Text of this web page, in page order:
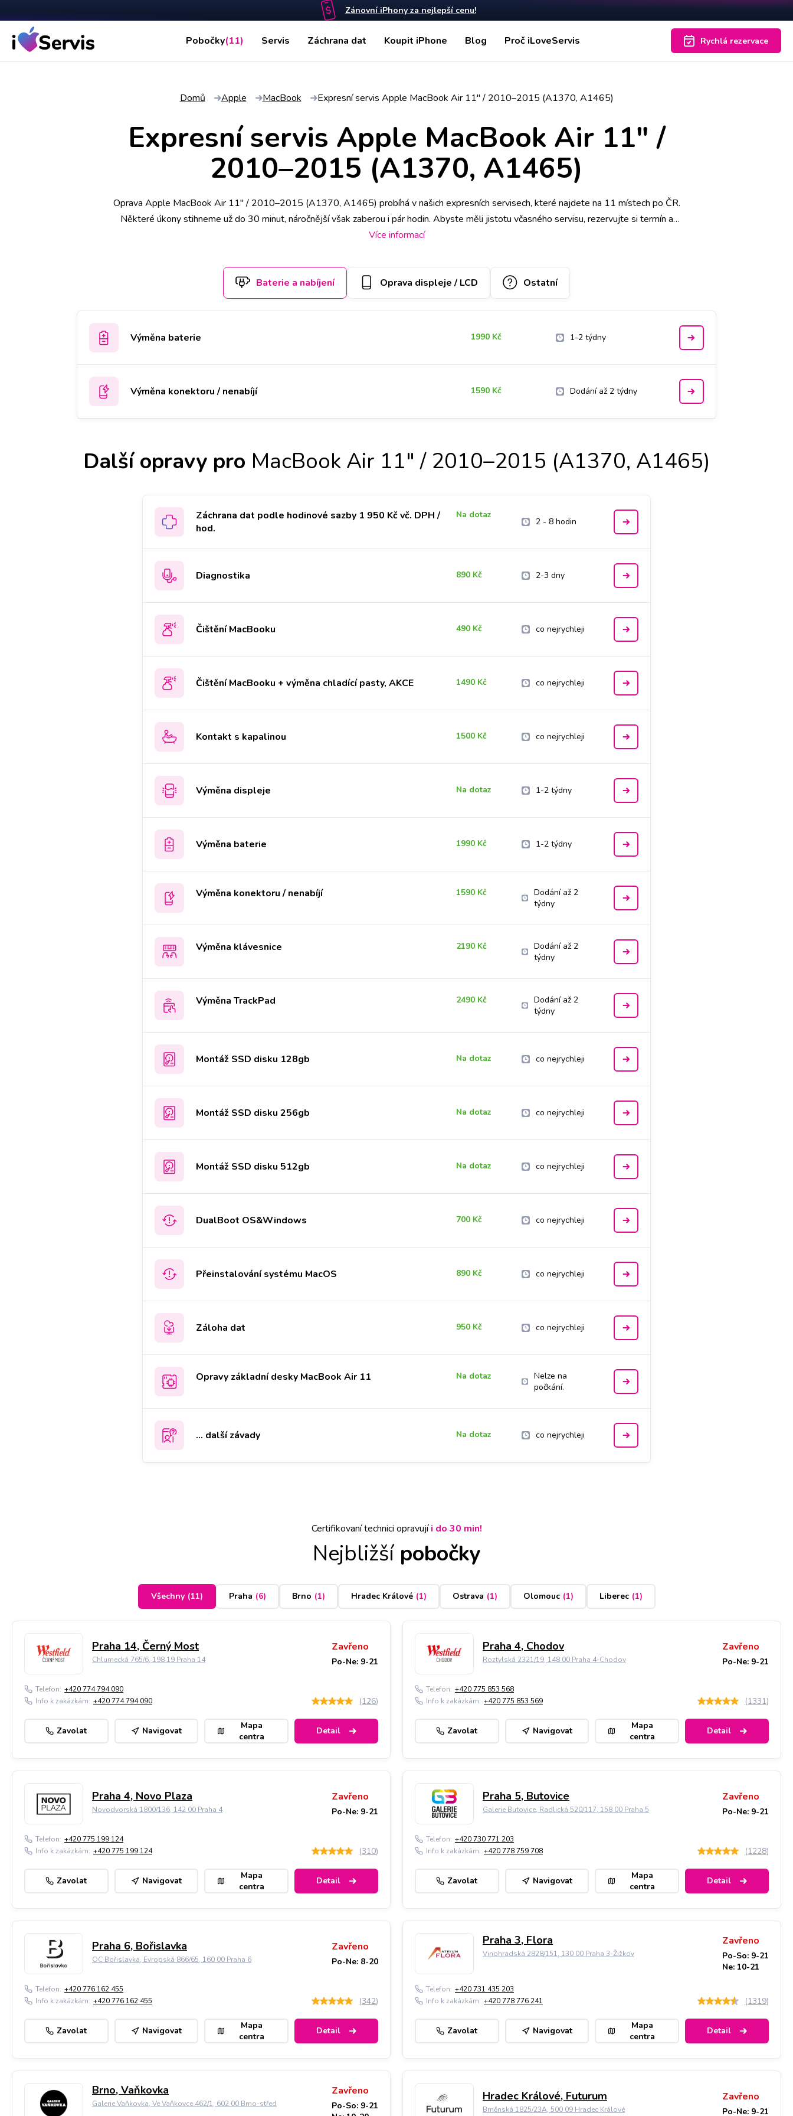
Zánovní iPhony za nejlepší cenu!
Pobočky(11) Servis Záchrana dat Koupit iPhone Blog Proč iLoveServis Rychlá rezervace
Domů Apple MacBook Expresní servis Apple MacBook Air 11" / 2010–2015 (A1370, A1465)
Expresní servis Apple MacBook Air 11" /
2010–2015 (A1370, A1465)
Oprava Apple MacBook Air 11" / 2010–2015 (A1370, A1465) probíhá v našich expresních servisech, které najdete na 11 místech po ČR.
Některé úkony stihneme už do 30 minut, náročnější však zaberou i pár hodin. Abyste měli jistotu včasného servisu, rezervujte si termín a
hodinu online. Apple MacBook Air 11" / 2010–2015 (A1370, A1465) k opravě si u vás také může vyzvednout náš kurýr, který vám ho poté
Více informací
Baterie a nabíjení Oprava displeje / LCD Ostatní
Výměna baterie 1990 Kč 1-2 týdny
Výměna konektoru / nenabíjí 1590 Kč Dodání až 2 týdny
Další opravy pro MacBook Air 11" / 2010–2015 (A1370, A1465)
Záchrana dat podle hodinové sazby 1 950 Kč vč. DPH /
hod.
Na dotaz
2 - 8 hodin
Diagnostika 890 Kč 2-3 dny
Čištění MacBooku 490 Kč co nejrychleji
Čištění MacBooku + výměna chladící pasty, AKCE 1490 Kč co nejrychleji
Kontakt s kapalinou 1500 Kč co nejrychleji
Výměna displeje Na dotaz 1-2 týdny
Výměna baterie 1990 Kč 1-2 týdny
Výměna konektoru / nenabíjí 1590 Kč
Dodání až 2
týdny
Výměna klávesnice 2190 Kč
Dodání až 2
týdny
Výměna TrackPad 2490 Kč
Dodání až 2
týdny
Montáž SSD disku 128gb Na dotaz co nejrychleji
Montáž SSD disku 256gb Na dotaz co nejrychleji
Montáž SSD disku 512gb Na dotaz co nejrychleji
DualBoot OS&Windows 700 Kč co nejrychleji
Přeinstalování systému MacOS 890 Kč co nejrychleji
Záloha dat 950 Kč co nejrychleji
Opravy základní desky MacBook Air 11 Na dotaz
Nelze na
počkání.
... další závady Na dotaz co nejrychleji
Certifikovaní technici opravujíi do 30 min!
Nejbližšípobočky
Všechny (11) Praha (6) Brno (1) Hradec Králové (1) Ostrava (1) Olomouc (1) Liberec (1)
Praha 14, Černý Most
Chlumecká 765/6, 198 19 Praha 14
Zavřeno
Po-Ne: 9-21
Telefon: +420 774 794 090
Info k zakázkám: +420 774 794 090 (126)
Zavolat Navigovat
Mapa
centra
Detail
Praha 4, Chodov
Roztylská 2321/19, 148 00 Praha 4-Chodov
Zavřeno
Po-Ne: 9-21
Telefon: +420 775 853 568
Info k zakázkám: +420 775 853 569 (1331)
Zavolat Navigovat
Mapa
centra
Detail
Praha 4, Novo Plaza
Novodvorská 1800/136, 142 00 Praha 4
Zavřeno
Po-Ne: 9-21
Telefon: +420 775 199 124
Info k zakázkám: +420 775 199 124 (310)
Zavolat Navigovat
Mapa
centra
Detail
Praha 5, Butovice
Galerie Butovice, Radlická 520/117, 158 00 Praha 5
Zavřeno
Po-Ne: 9-21
Telefon: +420 730 771 203
Info k zakázkám: +420 778 759 708 (1228)
Zavolat Navigovat
Mapa
centra
Detail
Praha 6, Bořislavka
OC Bořislavka, Evropská 866/65, 160 00 Praha 6
Zavřeno
Po-Ne: 8-20
Telefon: +420 776 162 455
Info k zakázkám: +420 776 162 455 (342)
Zavolat Navigovat
Mapa
centra
Detail
Praha 3, Flora
Vinohradská 2828/151, 130 00 Praha 3-Žižkov
Zavřeno
Po-So: 9-21
Ne: 10-21
Telefon: +420 731 435 203
Info k zakázkám: +420 778 776 241 (1319)
Zavolat Navigovat
Mapa
centra
Detail
Brno, Vaňkovka
Galerie Vaňkovka, Ve Vaňkovce 462/1, 602 00 Brno-střed
Zavřeno
Po-So: 9-21
Hradec Králové, Futurum
Brněnská 1825/23A, 500 09 Hradec Králové
Zavřeno
Po-Ne: 9-21